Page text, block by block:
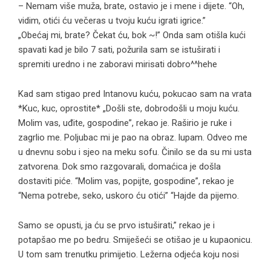
– Nemam više muža, brate, ostavio je i mene i dijete. “Oh,
vidim, otići ću večeras u tvoju kuću igrati igrice.”
„Obećaj mi, brate? Čekat ću, bok ~!” Onda sam otišla kući
spavati kad je bilo 7 sati, požurila sam se istuširati i
spremiti uredno i ne zaboravi mirisati dobro^^hehe
Kad sam stigao pred Intanovu kuću, pokucao sam na vrata
*Kuc, kuc, oprostite* „Došli ste, dobrodošli u moju kuću.
Molim vas, uđite, gospodine”, rekao je. Raširio je ruke i
zagrlio me. Poljubac mi je pao na obraz. lupam. Odveo me
u dnevnu sobu i sjeo na meku sofu. Činilo se da su mi usta
zatvorena. Dok smo razgovarali, domaćica je došla
dostaviti piće. “Molim vas, popijte, gospodine”, rekao je
“Nema potrebe, seko, uskoro ću otići” “Hajde da pijemo.
Samo se opusti, ja ću se prvo istuširati,” rekao je i
potapšao me po bedru. Smiješeći se otišao je u kupaonicu.
U tom sam trenutku primijetio. Ležerna odjeća koju nosi